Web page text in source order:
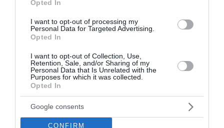
Opted In
I want to opt-out of processing my
Personal Data for Targeted Advertising.
Opted In
I want to opt-out of Collection, Use,
Retention, Sale, and/or Sharing of my
Personal Data that Is Unrelated with the
Purposes for which it was collected.
Opted In
Google consents
CONFIRM
Συρία: Πώς ένα ξεχασμένο σημειωματάριο
οδήγησε στα ίχνη αρχικατασκόπου του Άσαντ
Ένα σημειωματάριο, ξεχασμένο μέσα στο διαμέρισμα
ενός από τους πλέον διαβόητους αξιωματούχους του
καθεστώτος του Μπασάρ αλ Άσαντ στη Δαμασκό,
αποτέλεσε την αφετηρία έρευνας του BBC...